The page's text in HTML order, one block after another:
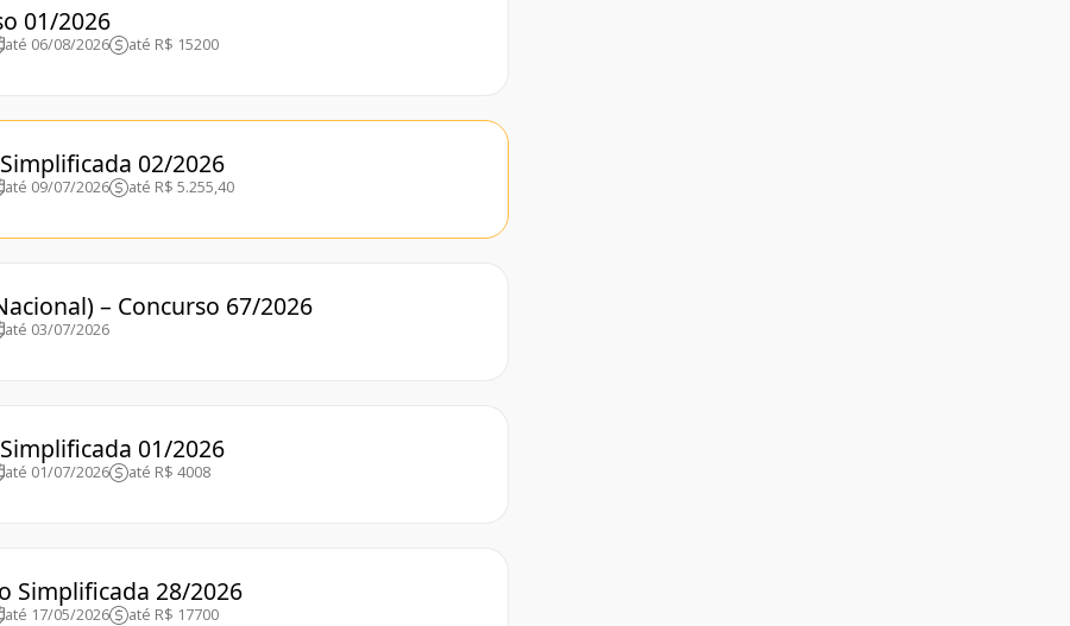
01/2026
até 06/08/2026 até R$ 15200
02/2026
até 09/07/2026 até R$ 5.255,40
– Concurso 67/2026
até 03/07/2026
01/2026
até 01/07/2026 até R$ 4008
Simplificada 28/2026
até 17/05/2026 até R$ 17700